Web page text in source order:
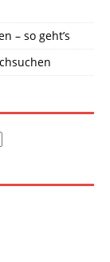
– so geht’s